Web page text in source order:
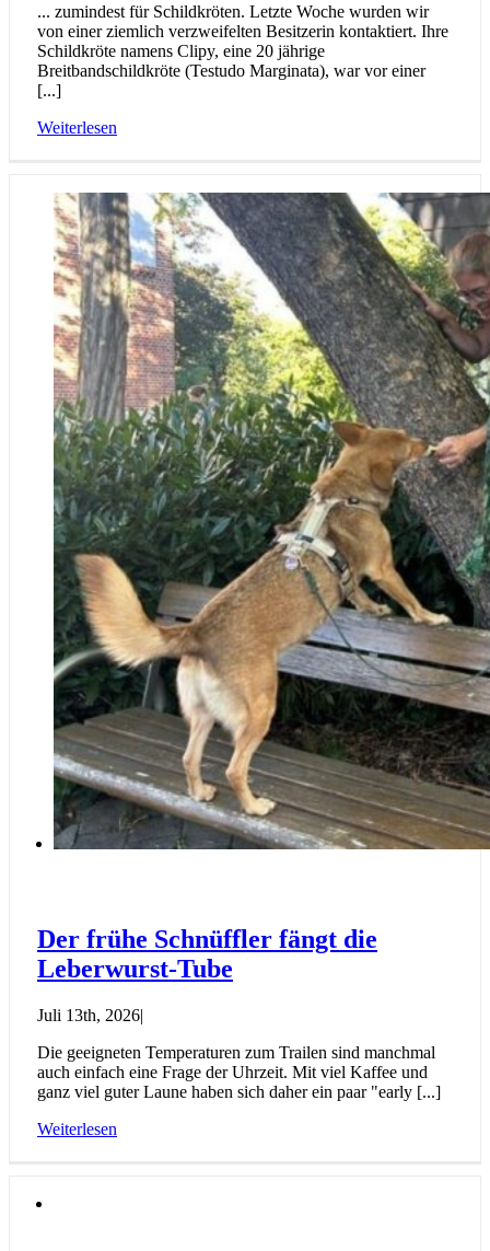
... zumindest für Schildkröten. Letzte Woche wurden wir
von einer ziemlich verzweifelten Besitzerin kontaktiert. Ihre
Schildkröte namens Clipy, eine 20 jährige
Breitbandschildkröte (Testudo Marginata), war vor einer
[...]
Weiterlesen
Der frühe Schnüffler fängt die
Leberwurst-Tube
Juli 13th, 2026|
Die geeigneten Temperaturen zum Trailen sind manchmal
auch einfach eine Frage der Uhrzeit. Mit viel Kaffee und
ganz viel guter Laune haben sich daher ein paar "early [...]
Weiterlesen